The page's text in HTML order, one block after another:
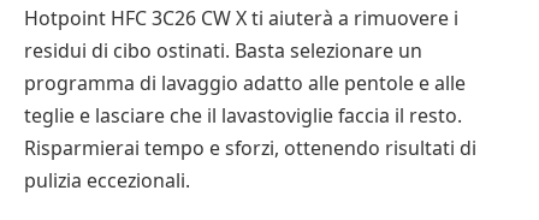
Hotpoint HFC 3C26 CW X ti aiuterà a rimuovere i
residui di cibo ostinati. Basta selezionare un
programma di lavaggio adatto alle pentole e alle
teglie e lasciare che il lavastoviglie faccia il resto.
Risparmierai tempo e sforzi, ottenendo risultati di
pulizia eccezionali.